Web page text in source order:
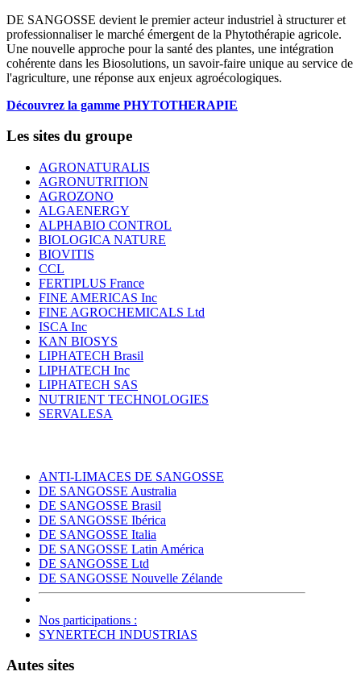
DE SANGOSSE devient le premier acteur industriel à structurer et
professionnaliser le marché émergent de la Phytothérapie agricole.
Une nouvelle approche pour la santé des plantes, une intégration
cohérente dans les Biosolutions, un savoir-faire unique au service de
l'agriculture, une réponse aux enjeux agroécologiques.
Découvrez la gamme PHYTOTHERAPIE
Les sites du groupe
AGRONATURALIS
AGRONUTRITION
AGROZONO
ALGAENERGY
ALPHABIO CONTROL
BIOLOGICA NATURE
BIOVITIS
CCL
FERTIPLUS France
FINE AMERICAS Inc
FINE AGROCHEMICALS Ltd
ISCA Inc
KAN BIOSYS
LIPHATECH Brasil
LIPHATECH Inc
LIPHATECH SAS
NUTRIENT TECHNOLOGIES
SERVALESA
ANTI-LIMACES DE SANGOSSE
DE SANGOSSE Australia
DE SANGOSSE Brasil
DE SANGOSSE Ibérica
DE SANGOSSE Italia
DE SANGOSSE Latin América
DE SANGOSSE Ltd
DE SANGOSSE Nouvelle Zélande
Nos participations :
SYNERTECH INDUSTRIAS
Autes sites